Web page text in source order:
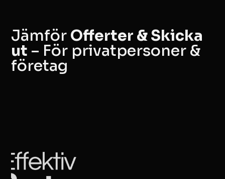
Jämför Offerter & Skicka
ut – För privatpersoner &
företag